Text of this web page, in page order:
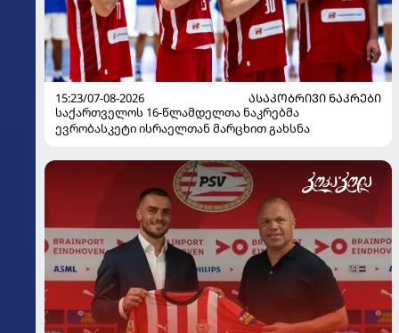
15:23/07-08-2026
ᲐᲡᲐᲙᲝᲑᲠᲘᲕᲘ ᲜᲐᲙᲠᲔᲑᲘ
საქართველოს 16-წლამდელთა ნაკრებმა
ევრობასკეტი ისრაელთან მარცხით გახსნა